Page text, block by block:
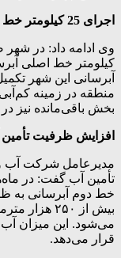
اجرای 25 کیلومتر خط اصلی آبرسانی صدرا
آبرسانی این شهر
منطقه در زمینه
بخش باقی‌مانده نیز
افزایش ظرفیت تأمین
مدیرعامل شرکت آب و
خط دوم آبرسانی به
بیش از
قرار می‌دهد.